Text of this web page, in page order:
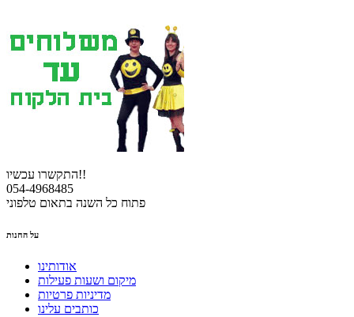
התקשרו עכשיו!!
054-4968485
פתוח כל השנה בתאום טלפוני
על החנות
אודותינו
מיקום ושעות פעילות
מדיניות פרטיות
כותבים עלינו